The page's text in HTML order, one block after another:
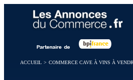
ACCUEIL > COMMERCE CAVE À VINS À
Panneau de gestion des cookies